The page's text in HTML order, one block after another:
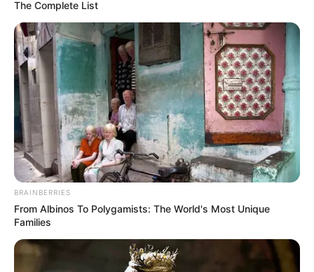
Par ailleurs, sa précédente tentative sur le mile à Cagnes-
sur-Mer ne s’était pas déroulée dans les meilleures
conditions. Ce jour-là, elle avait hérité d’un numéro
défavorable et avait connu un parcours compliqué. Cette
fois, le numéro 2 derrière la voiture apparaît beaucoup
plus favorable et pourrait lui permettre d’obtenir un
meilleur déroulement de course.
Cependant, l’opposition s’annonce particulièrement relevée
dans ce Groupe I. C’est donc la grande interrogation : son
concurrence ? Néanmoins, au regard de sa forme et de ses
arguments pour viser au minimum une place à l’arrivée.
The Complete List
BRAINBERRIES
From Albinos To Polygamists: The World's Most Unique
Families